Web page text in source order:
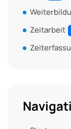
Zeitarbeit